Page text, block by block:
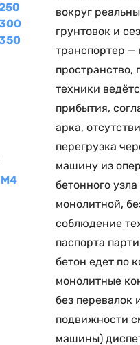
М4
вокруг
грунтовок и
транспортер —
пространство,
техники
прибытия,
арка,
перегрузка
машину из
бетонного
монолитной,
соблюдение
паспорта
бетон едет по
монолитные
без перевалок
подвижности
машины)